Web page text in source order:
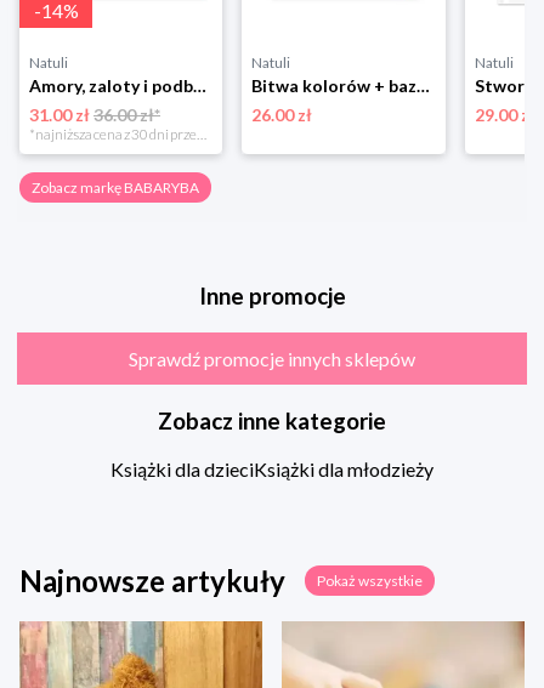
-14%
Natuli
Amory, zaloty i podboje Babaryba
31.00 zł36.00 zł*
Natuli
Bitwa kolorów + bazgrolnik Babaryba
26.00 zł
Natuli
29.00 zł
Zobacz markę BABARYBA
Inne promocje
Sprawdź promocje innych sklepów
Zobacz inne kategorie
Książki dla dzieciKsiążki dla młodzieży
Najnowsze artykuły Pokaż wszystkie